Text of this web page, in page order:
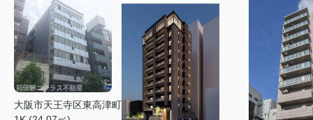
大阪市天王寺区東高津町